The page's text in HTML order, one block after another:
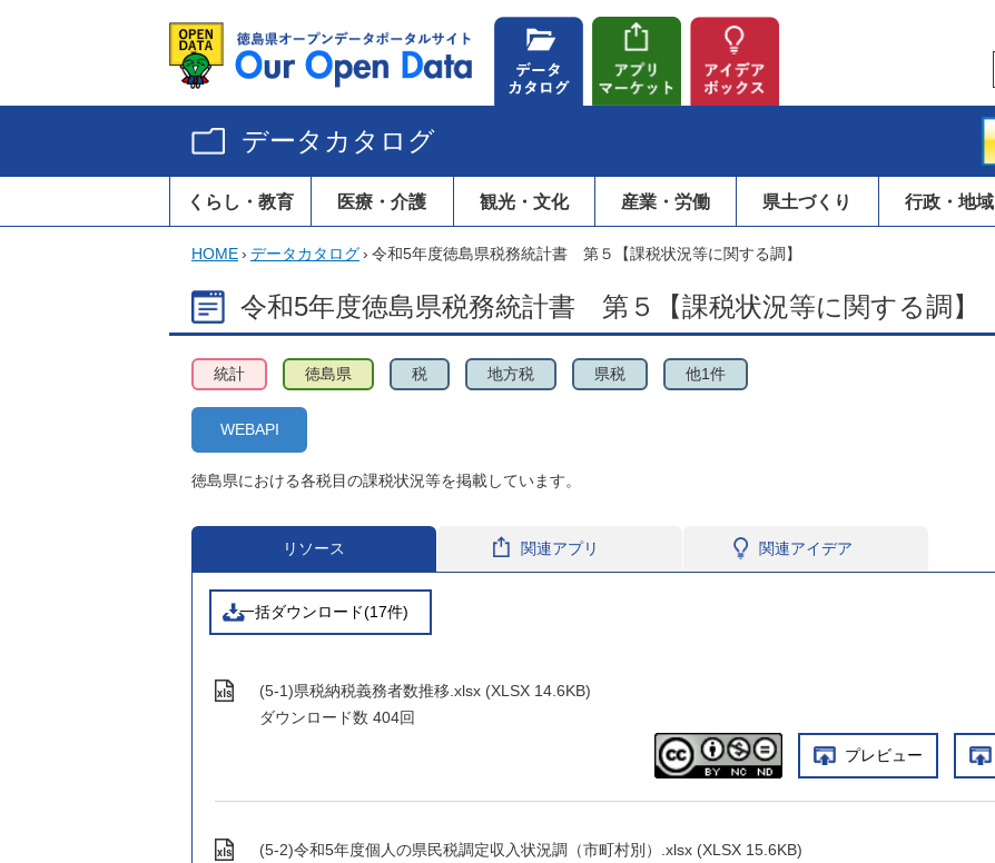
データカタログ
くらし・教育 医療・介護 観光・文化 産業・労働 県土づくり 行政・地域
HOME› データカタログ› 令和5年度徳島県税務統計書 第５【課税状況等に関する調】
令和5年度徳島県税務統計書 第５【課税状況等に関する調】
統計 徳島県 税 地方税 県税 他1件
WEBAPI
徳島県における各税目の課税状況等を掲載しています。
リソース 関連アプリ 関連アイデア
一括ダウンロード(17件)
(5-1)県税納税義務者数推移.xlsx (XLSX 14.6KB)
ダウンロード数 404回
プレビュー
(5-2)令和5年度個人の県民税調定収入状況調（市町村別）.xlsx (XLSX 15.6KB)